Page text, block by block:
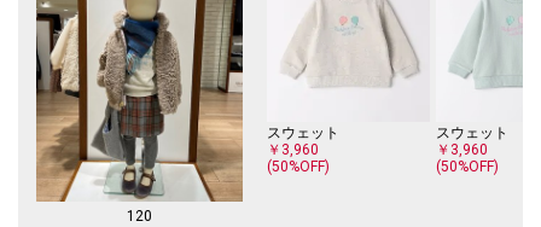
120
スウェット
￥3,960
(50%OFF)
スウェット
￥3,960
(50%OFF)